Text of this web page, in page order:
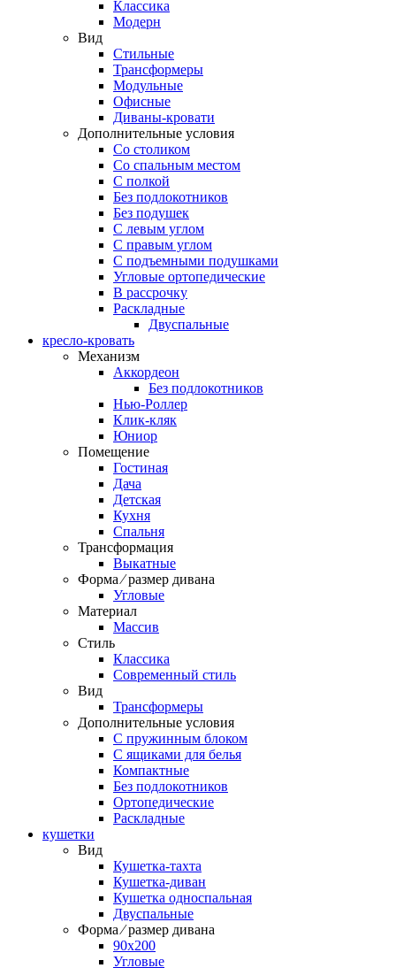
Классика
Модерн
Вид
Стильные
Трансформеры
Модульные
Офисные
Диваны-кровати
Дополнительные условия
Со столиком
Со спальным местом
С полкой
Без подлокотников
Без подушек
C левым углом
C правым углом
С подъемными подушками
Угловые ортопедические
В рассрочку
Раскладные
Двуспальные
кресло-кровать
Механизм
Аккордеон
Без подлокотников
Нью-Роллер
Клик-кляк
Юниор
Помещение
Гостиная
Дача
Детская
Кухня
Спальня
Трансформация
Выкатные
Форма ⁄ размер дивана
Угловые
Материал
Массив
Стиль
Классика
Современный стиль
Вид
Трансформеры
Дополнительные условия
С пружинным блоком
С ящиками для белья
Компактные
Без подлокотников
Ортопедические
Раскладные
кушетки
Вид
Кушетка-тахта
Кушетка-диван
Кушетка односпальная
Двуспальные
Форма ⁄ размер дивана
90х200
Угловые